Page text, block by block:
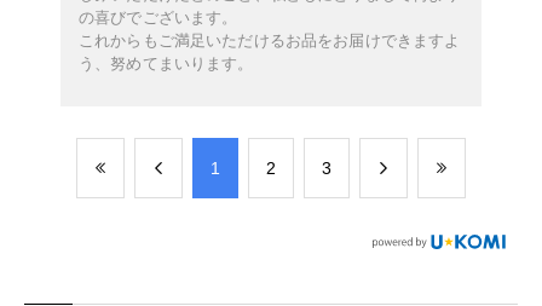
の喜びでございます。
これからもご満足いただけるお品をお届けできますよ
う、努めてまいります。
​1 ​2 ​3